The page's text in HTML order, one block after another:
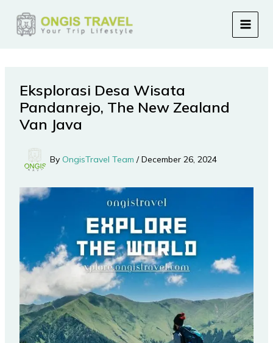
content
Eksplorasi Desa Wisata
Pandanrejo, The New Zealand
Van Java
By OngisTravel Team /December 26, 2024